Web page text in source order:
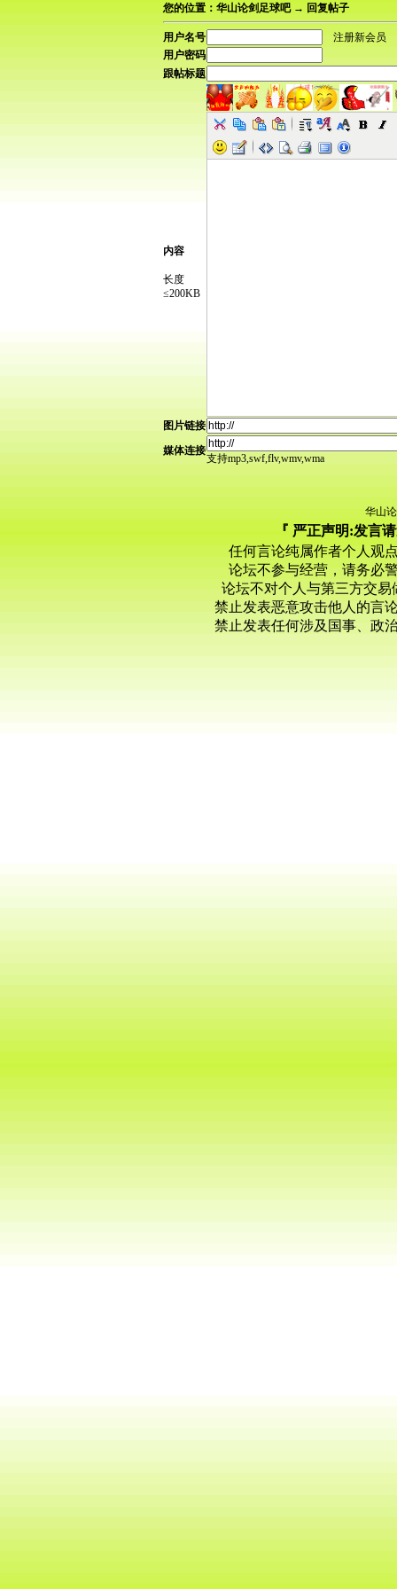
您的位置：华山论剑足球吧 → 回复帖子
用户名号
注册新会员
用户密码
跟帖标题
内容
长度
≤200KB
图片链接
媒体连接
支持mp3,swf,flv,wmv,wma
华山
『 严正声明:发言
任何言论纯属作者个人观
论坛不参与经营，请务必
论坛不对个人与第三方交
禁止发表恶意攻击他人的言
禁止发表任何涉及国事、政